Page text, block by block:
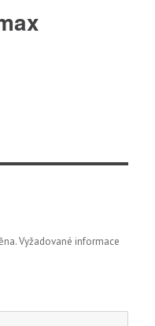
Vyžadované informace